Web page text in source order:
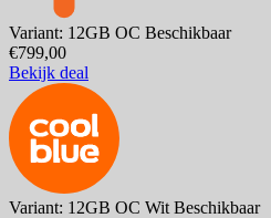
Variant: 12GB OC Beschikbaar
€799,00
Bekijk deal
Variant: 12GB OC Wit Beschikbaar